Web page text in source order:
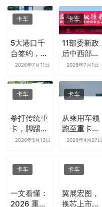
卡车
5大港口千
台签约，零
一引领港口
2026年7月11日
卡车
11部委新政
后中西部标
杆落子，资
下新能源重
2026年7月1日
卡车
拳打传统重
卡，脚踢油
改电车！零
山区重载难
2026年5月13日
卡车
从乘用车领
跑至重卡破
局：中国商
2026年4月27日
卡车
一文看懂：
2026 重卡
卡车
翼展宏图，
换芯上市！